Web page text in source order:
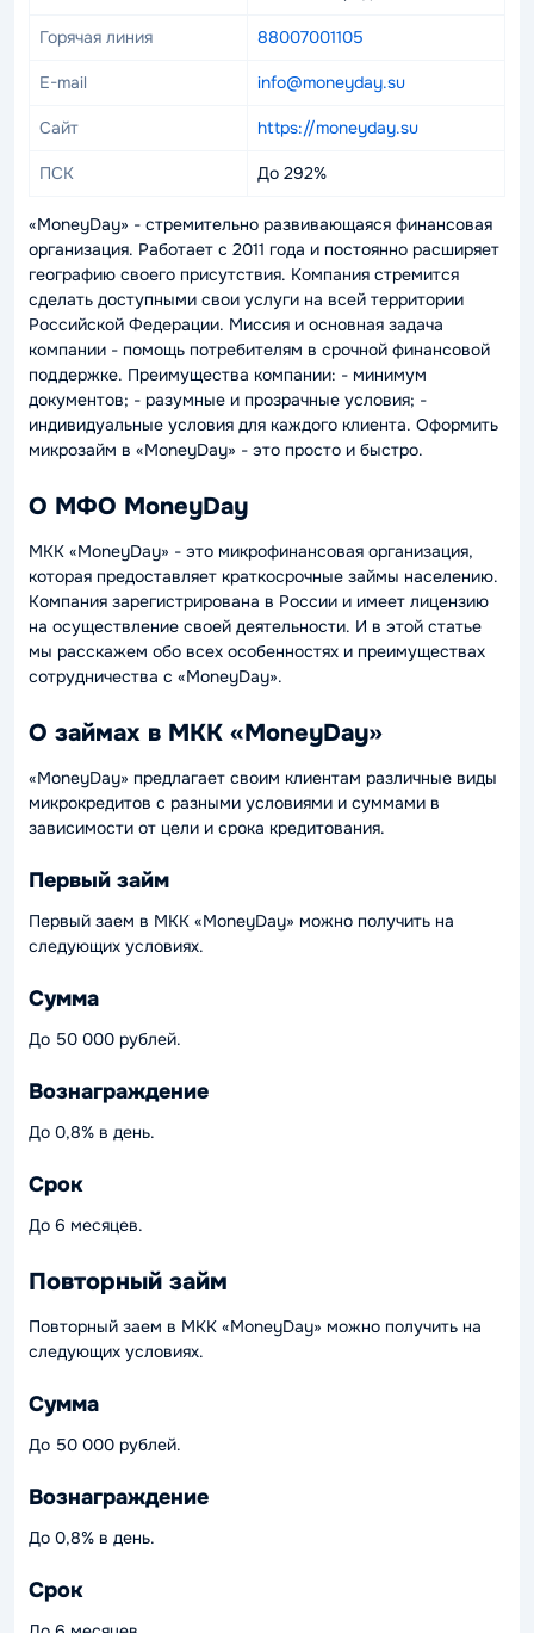
Горячая линия 88007001105
E-mail info@moneyday.su
Сайт https://moneyday.su
ПСК До 292%
«MoneyDay» - стремительно развивающаяся финансовая
организация. Работает с 2011 года и постоянно расширяет
географию своего присутствия. Компания стремится
сделать доступными свои услуги на всей территории
Российской Федерации. Миссия и основная задача
компании - помощь потребителям в срочной финансовой
поддержке. Преимущества компании: - минимум
документов; - разумные и прозрачные условия; -
индивидуальные условия для каждого клиента. Оформить
микрозайм в «MoneyDay» - это просто и быстро.
О МФО MoneyDay
МКК «MoneyDay» - это микрофинансовая организация,
которая предоставляет краткосрочные займы населению.
Компания зарегистрирована в России и имеет лицензию
на осуществление своей деятельности. И в этой статье
мы расскажем обо всех особенностях и преимуществах
сотрудничества с «MoneyDay».
О займах в МКК «MoneyDay»
«MoneyDay» предлагает своим клиентам различные виды
микрокредитов с разными условиями и суммами в
зависимости от цели и срока кредитования.
Первый займ
Первый заем в МКК «MoneyDay» можно получить на
следующих условиях.
Сумма
До 50 000 рублей.
Вознаграждение
До 0,8% в день.
Срок
До 6 месяцев.
Повторный займ
Повторный заем в МКК «MoneyDay» можно получить на
следующих условиях.
Сумма
До 50 000 рублей.
Вознаграждение
До 0,8% в день.
Срок